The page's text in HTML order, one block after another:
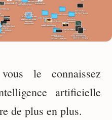
le connaissez
artificielle
de plus en plus.